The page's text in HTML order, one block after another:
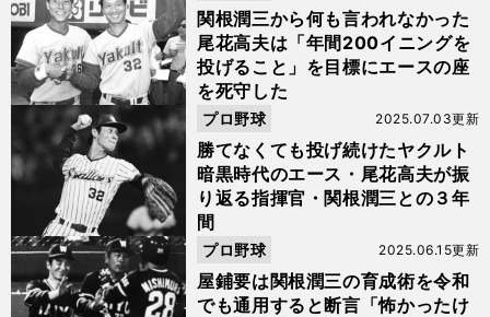
ル
テ
ィ
ー
バ
関根潤三から何も言われなかった
尾花高夫は「年間200イニングを
投げること」を目標にエースの座
を死守した
勝てなくても投げ続けたヤクルト
暗黒時代のエース・尾花高夫が振
り返る指揮官・関根潤三との３年
間
2025.07.03更新
プロ野球
屋鋪要は関根潤三の育成術を令和
でも通用すると断言「怖かったけ
2025.06.15更新
プロ野球